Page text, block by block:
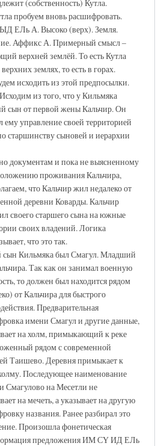
(собственность) Кутла.
пробуем вновь расшифровать.
ЕЛь А. Высоко (верх). Земля.
Аффикс А. Примерный смысл –
верхней землёй. То есть Кутла
землях, то есть в горах.
исходить из этой предпосылки.
из того, что у Кильмяка
сын от первой жены Кальчир. Он
ему управление своей территорией
старшинству сыновей и иерархии
документам и пока не выясненному
проживания Кальчира,
что Кальчир жил недалеко от
деревни Коварды. Кальчир
своего старшего сына на южные
своих владений. Логика
что это так.
сын Кильмяка был Смагул. Младший
Так как он занимал военную
то должен был находится рядом
от Кальчира для быстрого
Предварительная
имени Смагул и другие данные,
на холм, примыкающий к реке
рядом с современной
Таишево. Деревня примыкает к
Последующее наименование
Смагулово на Месетли не
на мечеть, а указывает на другую
названия. Ранее разбирал это
Произошла фонетическая
предложения ИМ СҮ ИД ЕЛь